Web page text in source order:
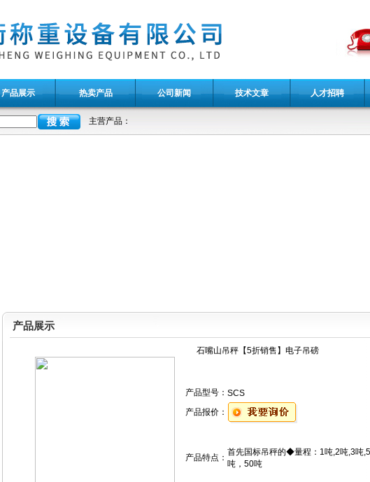
产品展示 热卖产品 公司新闻 技术文章 人才招聘
主营产品：
产品展示
石嘴山吊秤【5折销售】电子吊磅
产品型号： SCS
产品报价：
产品特点：
首先国标吊秤的◆量程：1吨,2吨,3吨
吨，50吨